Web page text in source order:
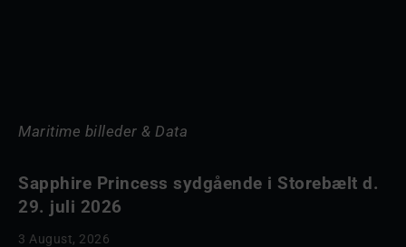
Maritime billeder & Data
Sapphire Princess sydgående i Storebælt d.
29. juli 2026
3 August, 2026